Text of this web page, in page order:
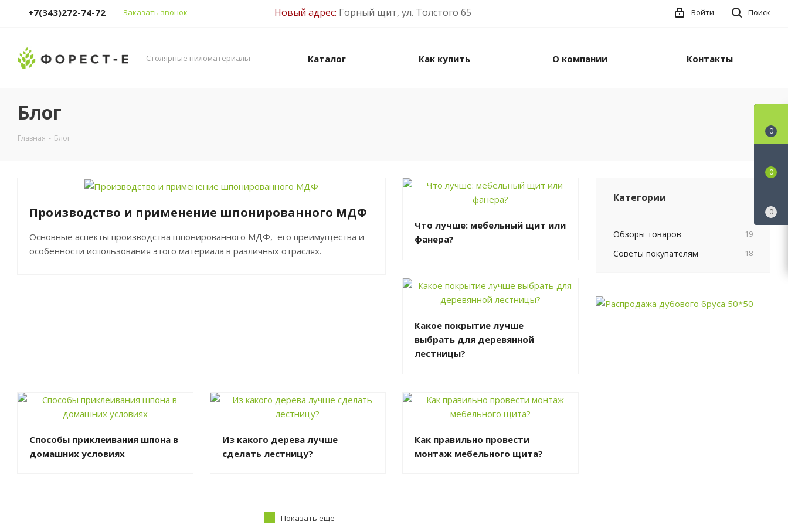
+7(343)272-74-72 Заказать звонок Новый адрес: Горный щит, ул. Толстого 65 Поиск
Войти
Столярные пиломатериалы Каталог Как купить О компании Контакты
Блог
Главная - Блог
Производство и применение шпонированного МДФ
Основные аспекты производства шпонированного МДФ, его преимущества и
особенности использования этого материала в различных отраслях.
Что лучше: мебельный щит или
фанера?
Какое покрытие лучше
выбрать для деревянной
лестницы?
Способы приклеивания шпона в
домашних условиях
Из какого дерева лучше
сделать лестницу?
Как правильно провести
монтаж мебельного щита?
Показать еще
Категории
Обзоры товаров 19
Советы покупателям 18
0
0
0